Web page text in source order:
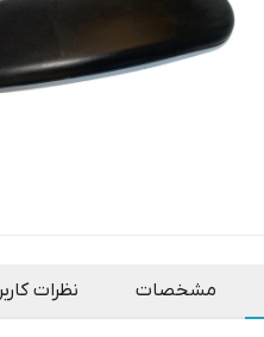
مشخصات نظرات